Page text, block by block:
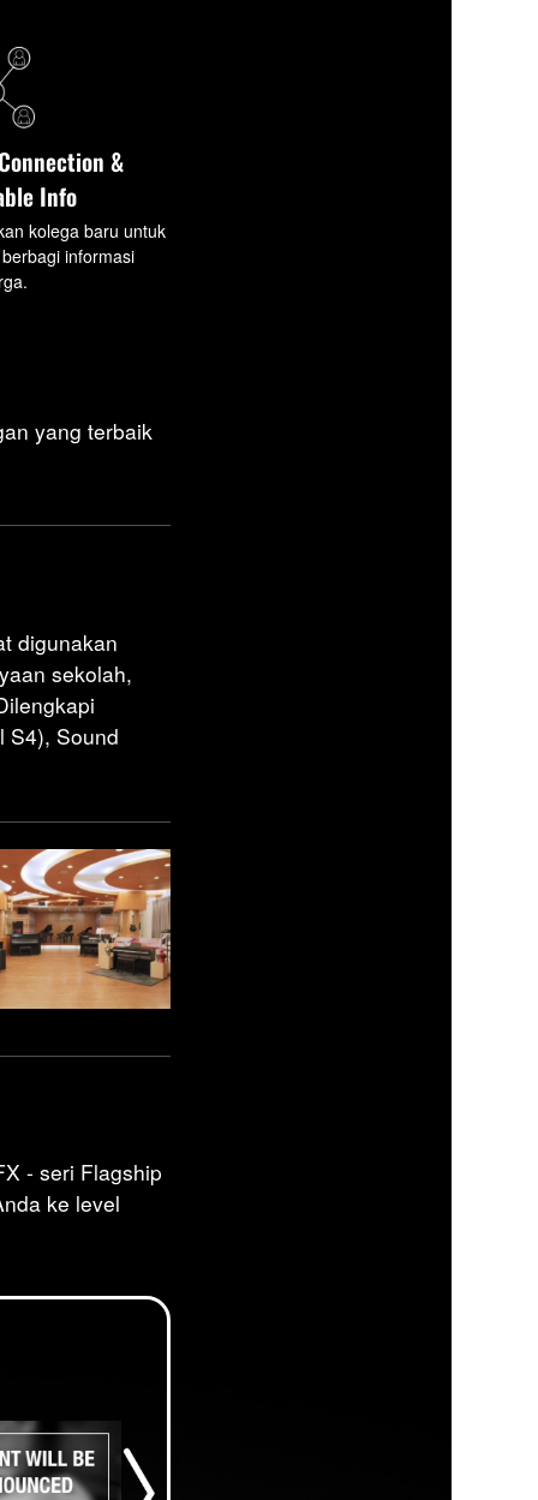
&
Info
kolega baru untuk
informasi
yang terbaik
digunakan
sekolah,
S4), Sound
- seri Flagship
ke level